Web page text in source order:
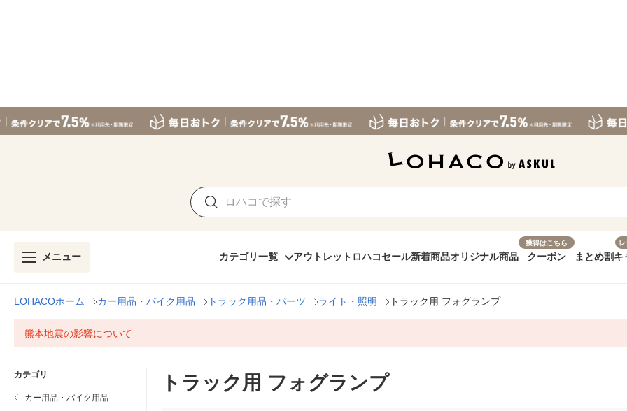
メニュー カテゴリ一覧 アウトレット ロハコセール新着商品オリジナル商品
獲得はこちら
クーポン まとめ割キ
LOHACOホーム カー用品・バイク用品 トラック用品・パーツ ライト・照明 トラック用 フォグランプ
熊本地震の影響について
カテゴリ
カー用品・バイク用品
トラック用 フォグランプ